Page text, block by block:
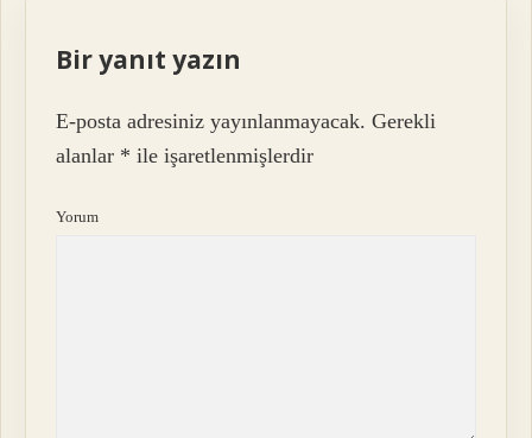
Bir yanıt yazın
E-posta adresiniz yayınlanmayacak. Gerekli
alanlar * ile işaretlenmişlerdir
Yorum